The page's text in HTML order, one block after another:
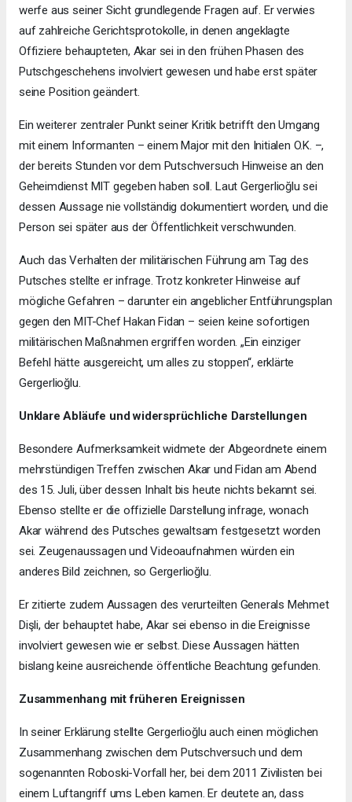
werfe aus seiner Sicht grundlegende Fragen auf. Er verwies
auf zahlreiche Gerichtsprotokolle, in denen angeklagte
Offiziere behaupteten, Akar sei in den frühen Phasen des
Putschgeschehens involviert gewesen und habe erst später
seine Position geändert.
Ein weiterer zentraler Punkt seiner Kritik betrifft den Umgang
mit einem Informanten – einem Major mit den Initialen O.K. –,
der bereits Stunden vor dem Putschversuch Hinweise an den
Geheimdienst MIT gegeben haben soll. Laut Gergerlioğlu sei
dessen Aussage nie vollständig dokumentiert worden, und die
Person sei später aus der Öffentlichkeit verschwunden.
Auch das Verhalten der militärischen Führung am Tag des
Putsches stellte er infrage. Trotz konkreter Hinweise auf
mögliche Gefahren – darunter ein angeblicher Entführungsplan
gegen den MIT-Chef Hakan Fidan – seien keine sofortigen
militärischen Maßnahmen ergriffen worden. „Ein einziger
Befehl hätte ausgereicht, um alles zu stoppen“, erklärte
Gergerlioğlu.
Unklare Abläufe und widersprüchliche Darstellungen
Besondere Aufmerksamkeit widmete der Abgeordnete einem
mehrstündigen Treffen zwischen Akar und Fidan am Abend
des 15. Juli, über dessen Inhalt bis heute nichts bekannt sei.
Ebenso stellte er die offizielle Darstellung infrage, wonach
Akar während des Putsches gewaltsam festgesetzt worden
sei. Zeugenaussagen und Videoaufnahmen würden ein
anderes Bild zeichnen, so Gergerlioğlu.
Er zitierte zudem Aussagen des verurteilten Generals Mehmet
Dişli, der behauptet habe, Akar sei ebenso in die Ereignisse
involviert gewesen wie er selbst. Diese Aussagen hätten
bislang keine ausreichende öffentliche Beachtung gefunden.
Zusammenhang mit früheren Ereignissen
In seiner Erklärung stellte Gergerlioğlu auch einen möglichen
Zusammenhang zwischen dem Putschversuch und dem
sogenannten Roboski-Vorfall her, bei dem 2011 Zivilisten bei
einem Luftangriff ums Leben kamen. Er deutete an, dass